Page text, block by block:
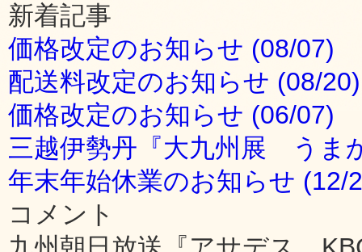
新着記事
価格改定のお知らせ (08/07)
配送料改定のお知らせ (08/20)
価格改定のお知らせ (06/07)
三越伊勢丹『大九州展 うま
年末年始休業のお知らせ (12/
コメント